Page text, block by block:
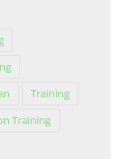
Training
Training